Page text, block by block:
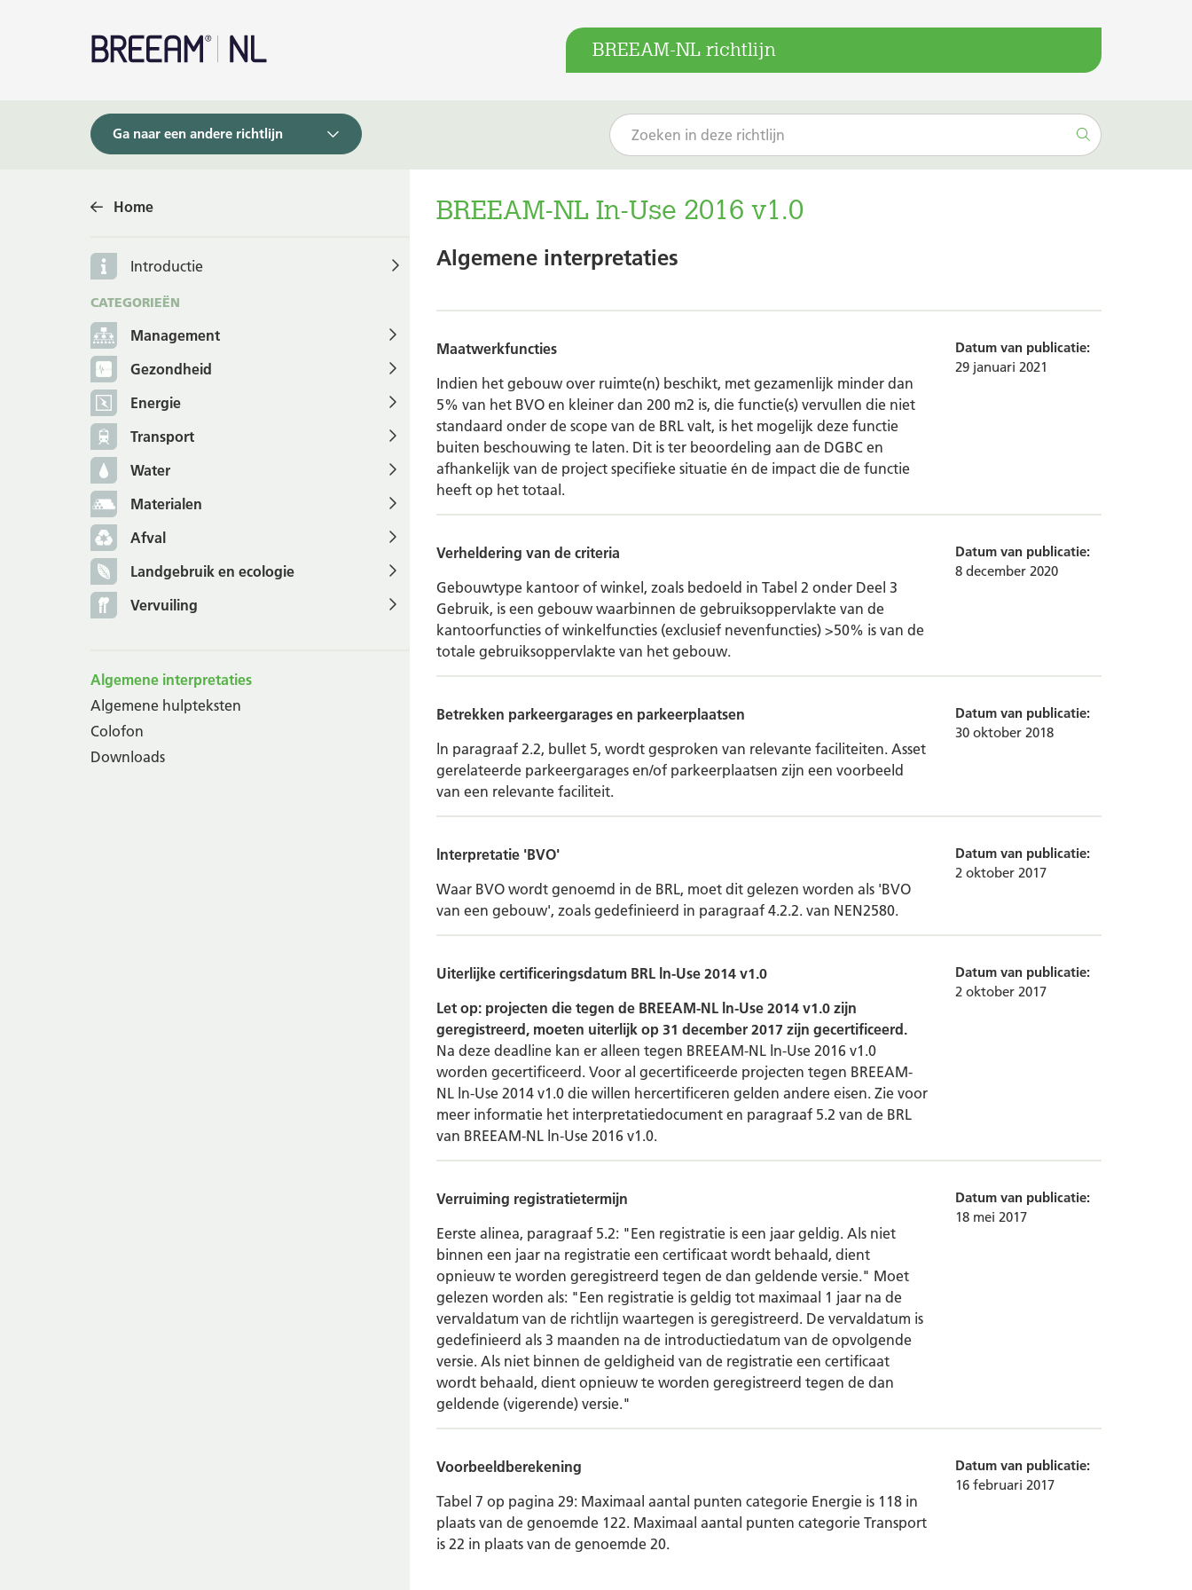
BREEAM-NL richtlijn
Ga naar een andere richtlijn
BREEAM-NL In-Use 2016 v1.0
Algemene interpretaties
Maatwerkfuncties
Indien het gebouw over ruimte(n) beschikt, met gezamenlijk minder dan
5% van het BVO en kleiner dan 200 m2 is, die functie(s) vervullen die niet
standaard onder de scope van de BRL valt, is het mogelijk deze functie
buiten beschouwing te laten. Dit is ter beoordeling aan de DGBC en
afhankelijk van de project specifieke situatie én de impact die de functie
heeft op het totaal.
Datum van publicatie:
29 januari 2021
Verheldering van de criteria
Gebouwtype kantoor of winkel, zoals bedoeld in Tabel 2 onder Deel 3
Gebruik, is een gebouw waarbinnen de gebruiksoppervlakte van de
kantoorfuncties of winkelfuncties (exclusief nevenfuncties) >50% is van de
totale gebruiksoppervlakte van het gebouw.
Datum van publicatie:
8 december 2020
Betrekken parkeergarages en parkeerplaatsen
ln paragraaf 2.2, bullet 5, wordt gesproken van relevante faciliteiten. Asset
gerelateerde parkeergarages en/of parkeerplaatsen zijn een voorbeeld
van een relevante faciliteit.
Datum van publicatie:
30 oktober 2018
lnterpretatie 'BVO'
Waar BVO wordt genoemd in de BRL, moet dit gelezen worden als 'BVO
van een gebouw', zoals gedefinieerd in paragraaf 4.2.2. van NEN2580.
Datum van publicatie:
2 oktober 2017
Uiterlijke certificeringsdatum BRL ln-Use 2014 v1.0
Let op: projecten die tegen de BREEAM-NL ln-Use 2014 v1.0 zijn
geregistreerd, moeten uiterlijk op 31 december 2017 zijn gecertificeerd.
Na deze deadline kan er alleen tegen BREEAM-NL ln-Use 2016 v1.0
worden gecertificeerd. Voor al gecertificeerde projecten tegen BREEAM-
NL ln-Use 2014 v1.0 die willen hercertificeren gelden andere eisen. Zie voor
meer informatie het interpretatiedocument en paragraaf 5.2 van de BRL
van BREEAM-NL ln-Use 2016 v1.0.
Datum van publicatie:
2 oktober 2017
Verruiming registratietermijn
Eerste alinea, paragraaf 5.2: "Een registratie is een jaar geldig. Als niet
binnen een jaar na registratie een certificaat wordt behaald, dient
opnieuw te worden geregistreerd tegen de dan geldende versie." Moet
gelezen worden als: "Een registratie is geldig tot maximaal 1 jaar na de
vervaldatum van de richtlijn waartegen is geregistreerd. De vervaldatum is
gedefinieerd als 3 maanden na de introductiedatum van de opvolgende
versie. Als niet binnen de geldigheid van de registratie een certificaat
wordt behaald, dient opnieuw te worden geregistreerd tegen de dan
geldende (vigerende) versie."
Datum van publicatie:
18 mei 2017
Voorbeeldberekening
Tabel 7 op pagina 29: Maximaal aantal punten categorie Energie is 118 in
plaats van de genoemde 122. Maximaal aantal punten categorie Transport
is 22 in plaats van de genoemde 20.
Datum van publicatie:
16 februari 2017
Home
Introductie
CATEGORIEËN
Management
Gezondheid
Energie
Transport
Water
Materialen
Afval
Landgebruik en ecologie
Vervuiling
Algemene interpretaties
Algemene hulpteksten
Colofon
Downloads